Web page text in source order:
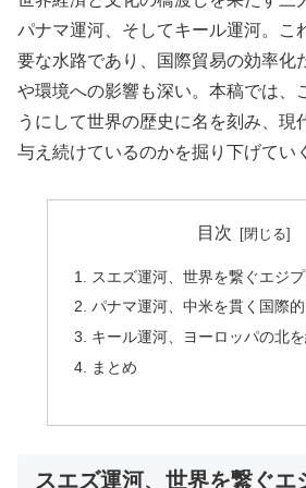
パナマ運河、そしてキール運河。こ
要な水路であり、国際貿易の効率化
や環境への影響も深い。本稿では、
うにして世界の歴史に名を刻み、現
与え続けているのかを掘り下げてい
目次
スエズ運河、世界を繋ぐエジ
パナマ運河、中米を貫く国際
キール運河、ヨーロッパの北
まとめ
スエズ運河、世界を繋ぐエ